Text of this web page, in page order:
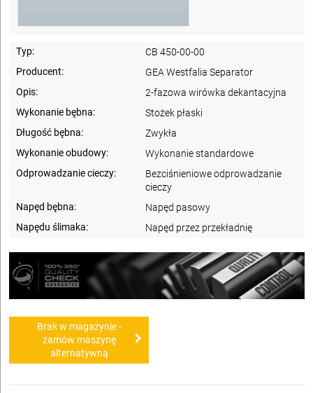
Typ:
CB 450-00-00
Producent:
GEA Westfalia Separator
Opis:
2-fazowa wirówka dekantacyjna
Wykonanie bębna:
Stożek płaski
Długość bębna:
Zwykła
Wykonanie obudowy:
Wykonanie standardowe
Odprowadzanie cieczy:
Bezciśnieniowe odprowadzanie
cieczy
Napęd bębna:
Napęd pasowy
Napędu ślimaka:
Napęd przez przekładnię
Brak w magazynie -
zamów maszynę
alternatywną